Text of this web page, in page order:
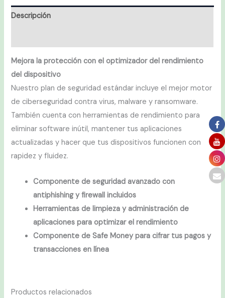
Descripción
Mejora la protección con el optimizador del rendimiento
del dispositivo
Nuestro plan de seguridad estándar incluye el mejor motor
de ciberseguridad contra virus, malware y ransomware.
También cuenta con herramientas de rendimiento para
eliminar software inútil, mantener tus aplicaciones
actualizadas y hacer que tus dispositivos funcionen con
rapidez y fluidez.
Componente de seguridad avanzado con
antiphishing y firewall incluidos
Herramientas de limpieza y administración de
aplicaciones para optimizar el rendimiento
Componente de Safe Money para cifrar tus pagos y
transacciones en línea
Productos relacionados